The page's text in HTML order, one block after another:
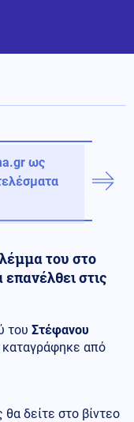
ως
του στο
στις
του Στέφανου
καταγράφηκε από
δείτε στο βίντεο